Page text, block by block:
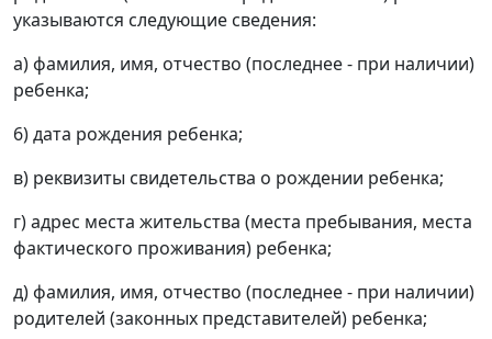
указываются следующие сведения:
а) фамилия, имя, отчество (последнее - при наличии)
ребенка;
6) дата рождения ребенка;
в) реквизиты свидетельства о рождении ребенка;
г) адрес места жительства (места пребывания, места
фактического проживания) ребенка;
д) фамилия, имя, отчество (последнее - при наличии)
родителей (законных представителей) ребенка;